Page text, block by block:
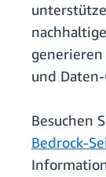
und
Besuchen
Bedrock-